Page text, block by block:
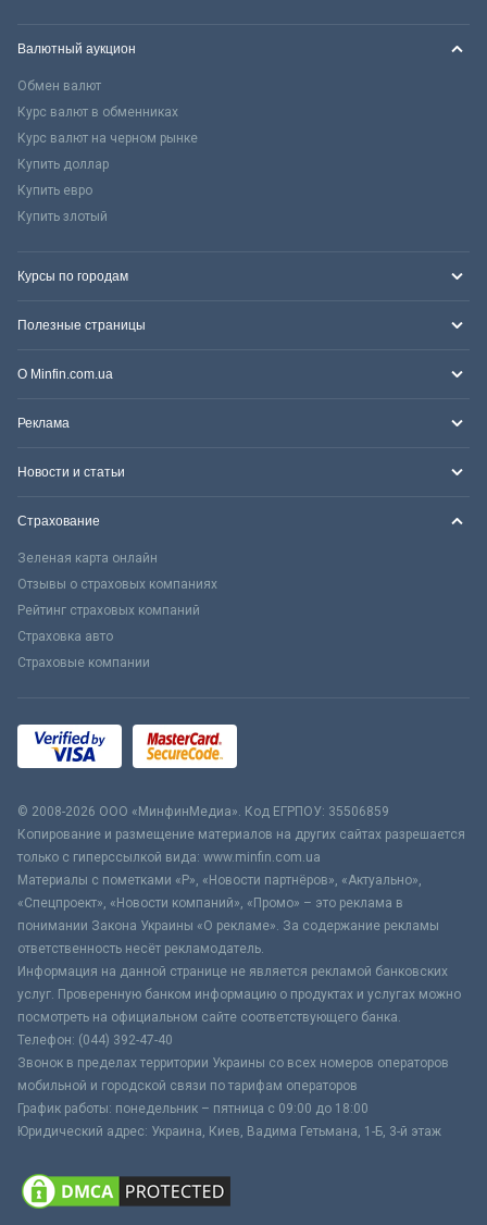
Валютный аукцион
Обмен валют
Курс валют в обменниках
Курс валют на черном рынке
Купить доллар
Купить евро
Купить злотый
Курсы по городам
Полезные страницы
О Minfin.com.ua
Реклама
Новости и статьи
Страхование
Зеленая карта онлайн
Отзывы о страховых компаниях
Рейтинг страховых компаний
Страховка авто
Страховые компании
© 2008-2026 ООО «МинфинМедиа». Код ЕГРПОУ: 35506859
Копирование и размещение материалов на других сайтах разрешается
только с гиперссылкой вида: www.minfin.com.ua
Материалы с пометками «Р», «Новости партнёров», «Актуально»,
«Спецпроект», «Новости компаний», «Промо» – это реклама в
понимании Закона Украины «О рекламе». За содержание рекламы
ответственность несёт рекламодатель.
Информация на данной странице не является рекламой банковских
услуг. Проверенную банком информацию о продуктах и услугах можно
посмотреть на официальном сайте соответствующего банка.
Телефон: (044) 392-47-40
Звонок в пределах территории Украины со всех номеров операторов
мобильной и городской связи по тарифам операторов
График работы: понедельник – пятница с 09:00 до 18:00
Юридический адрес: Украина, Киев, Вадима Гетьмана, 1-Б, 3-й этаж